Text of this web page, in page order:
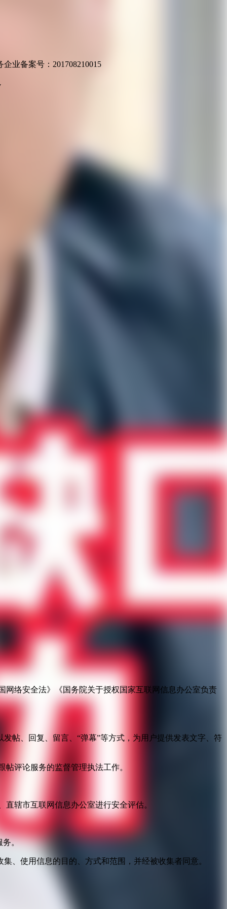
业备案号：201708210015
络安全法》《国务院关于授权国家互联网信息办公室负责
帖、回复、留言、“弹幕”等方式，为用户提供发表文字、符
评论服务的监督管理执法工作。
辖市互联网信息办公室进行安全评估。
务。
、使用信息的目的、方式和范围，并经被收集者同意。